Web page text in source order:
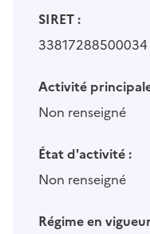
SIRET :
33817288500034
Activité
Non renseigné
État d'activité :
Non renseigné
Régime en